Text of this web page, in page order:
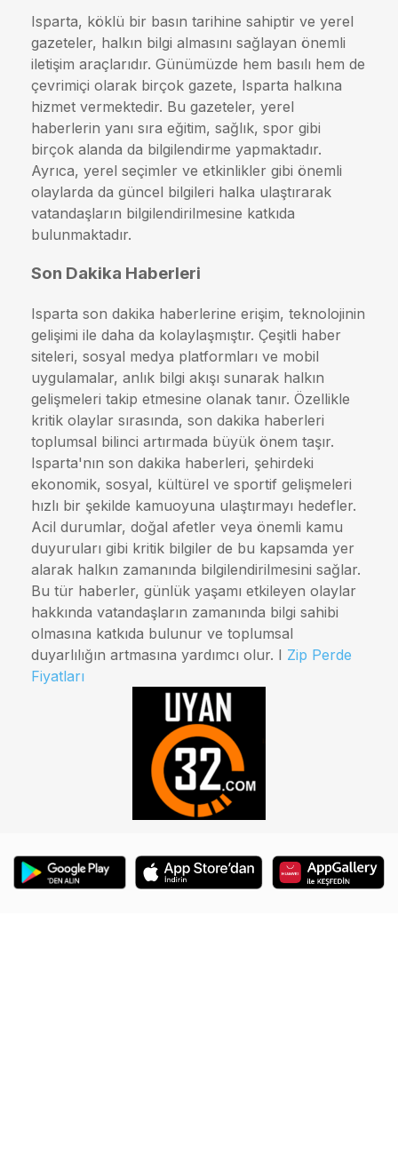
Isparta, köklü bir basın tarihine sahiptir ve yerel
gazeteler, halkın bilgi almasını sağlayan önemli
iletişim araçlarıdır. Günümüzde hem basılı hem de
çevrimiçi olarak birçok gazete, Isparta halkına
hizmet vermektedir. Bu gazeteler, yerel
haberlerin yanı sıra eğitim, sağlık, spor gibi
birçok alanda da bilgilendirme yapmaktadır.
Ayrıca, yerel seçimler ve etkinlikler gibi önemli
olaylarda da güncel bilgileri halka ulaştırarak
vatandaşların bilgilendirilmesine katkıda
bulunmaktadır.
Son Dakika Haberleri
Isparta son dakika haberlerine erişim, teknolojinin
gelişimi ile daha da kolaylaşmıştır. Çeşitli haber
siteleri, sosyal medya platformları ve mobil
uygulamalar, anlık bilgi akışı sunarak halkın
gelişmeleri takip etmesine olanak tanır. Özellikle
kritik olaylar sırasında, son dakika haberleri
toplumsal bilinci artırmada büyük önem taşır.
Isparta'nın son dakika haberleri, şehirdeki
ekonomik, sosyal, kültürel ve sportif gelişmeleri
hızlı bir şekilde kamuoyuna ulaştırmayı hedefler.
Acil durumlar, doğal afetler veya önemli kamu
duyuruları gibi kritik bilgiler de bu kapsamda yer
alarak halkın zamanında bilgilendirilmesini sağlar.
Bu tür haberler, günlük yaşamı etkileyen olaylar
hakkında vatandaşların zamanında bilgi sahibi
olmasına katkıda bulunur ve toplumsal
duyarlılığın artmasına yardımcı olur. I Zip Perde
Fiyatları